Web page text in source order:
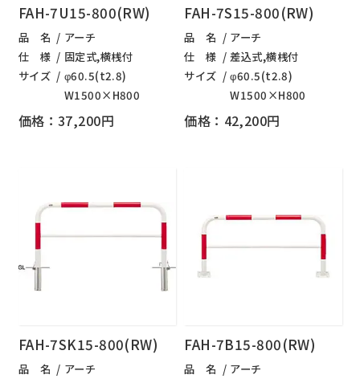
FAH-7U15-800(RW)
品 名
アーチ
仕 様
固定式,横桟付
サイズ
φ60.5(t2.8)
W1500×H800
価格：37,200円
FAH-7S15-800(RW)
品 名
アーチ
仕 様
差込式,横桟付
サイズ
φ60.5(t2.8)
W1500×H800
価格：42,200円
FAH-7SK15-800(RW)
品 名
アーチ
FAH-7B15-800(RW)
品 名
アーチ